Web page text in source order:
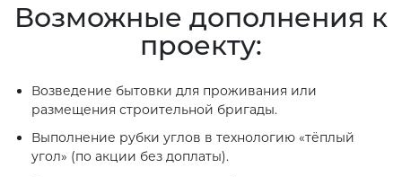
Возможные дополнения к
проекту:
Возведение бытовки для проживания или
размещения строительной бригады.
Выполнение рубки углов в технологию «тёплый
угол» (по акции без доплаты).